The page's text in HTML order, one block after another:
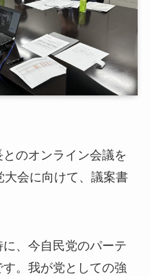
のオンライン会議を
大会に向けて、議案書
、今自民党のパーテ
。我が党としての強